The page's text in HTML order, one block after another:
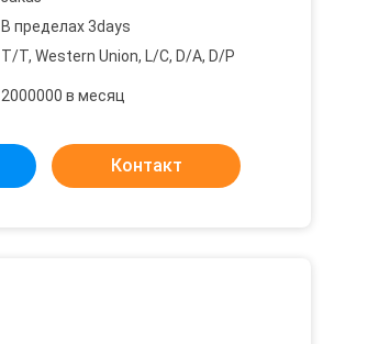
В пределах 3days
T/T, Western Union, L/C, D/A, D/P
2000000 в месяц
Контакт